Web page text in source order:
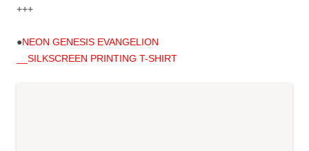
+++
●NEON GENESIS EVANGELION
__SILKSCREEN PRINTING T-SHIRT